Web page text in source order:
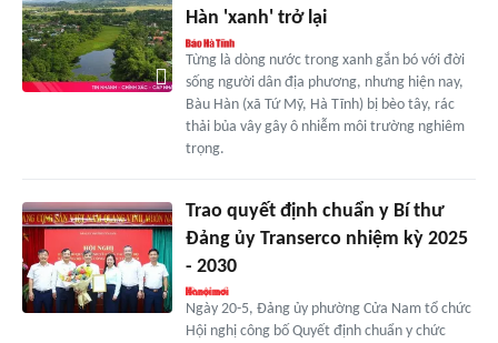
Hàn 'xanh' trở lại
Từng là dòng nước trong xanh gắn bó với đời
sống người dân địa phương, nhưng hiện nay,
Bàu Hàn (xã Tứ Mỹ, Hà Tĩnh) bị bèo tây, rác
thải bủa vây gây ô nhiễm môi trường nghiêm
trọng.
Trao quyết định chuẩn y Bí thư
Đảng ủy Transerco nhiệm kỳ 2025
- 2030
Ngày 20-5, Đảng ủy phường Cửa Nam tổ chức
Hội nghị công bố Quyết định chuẩn y chức